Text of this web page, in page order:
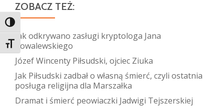
TOGGLE HIGH CONTRAST
TOGGLE FONT SIZE
ZOBACZ TEŻ:
Jak odkrywano zasługi kryptologa Jana
Kowalewskiego
Józef Wincenty Piłsudski, ojciec Ziuka
Jak Piłsudski zadbał o własną śmierć, czyli ostatnia
posługa religijna dla Marszałka
Dramat i śmierć peowiaczki Jadwigi Tejszerskiej